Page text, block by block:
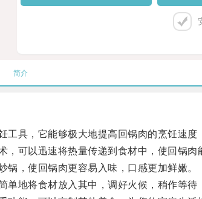
简介
具，它能够极大地提高回锅肉的烹饪速度
可以迅速将热量传递到食材中，使回锅肉
，使回锅肉更容易入味，口感更加鲜嫩。
地将食材放入其中，调好火候，稍作等待